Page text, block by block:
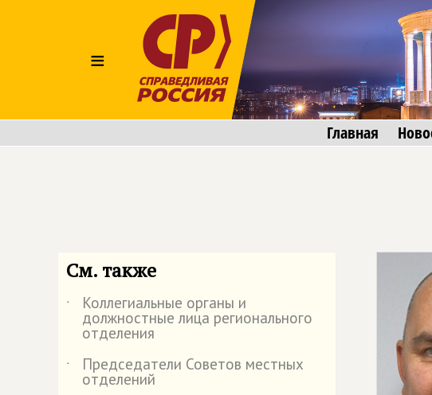
≡
Главная
См. также
˙ Коллегиальные органы и
должностные лица регионального
отделения
˙
Председатели Советов местных
отделений